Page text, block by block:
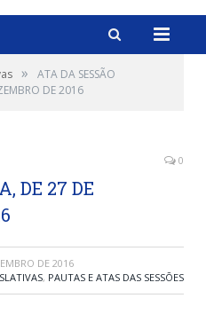
»
ATA DA SESSÃO
DE 2016
DE 27 DE
0
DE 2016
, PAUTAS E ATAS DAS SESSÕES